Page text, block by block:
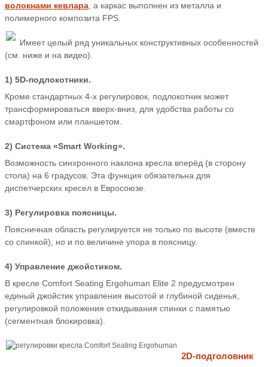
волокнами кевлара , а каркас выполнен из металла и
полимерного композита FPS.
Имеет целый ряд уникальных конструктивных особенностей
(см. ниже и на видео).
1) 5D-подлокотники.
Кроме стандартных 4-х регулировок, подлокотник может
трансформироваться вверх-вниз, для удобства работы со
смартфоном или планшетом.
2) Система «Smart Working».
Возможность синхронного наклона кресла вперёд (в сторону
стола) на 6 градусов. Эта функция обязательна для
диспетчерских кресел в Евросоюзе.
3) Регулировка поясницы.
Поясничная область регулируется не только по высоте (вместе
со спинкой), но и по величине упора в поясницу.
4) Управление джойстиком.
В кресле Comfort Seating Ergohuman Elite 2 предусмотрен
единый джойстик управления высотой и глубиной сиденья,
регулировкой положения откидывания спинки с памятью
(сегментная блокировка).
2D-подголовник